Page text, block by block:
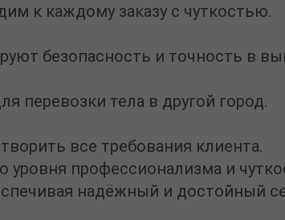
к каждому заказу с чуткостью.
безопасность и точность в
тела в другой город.
все требования клиента.
уровня профессионализма и
надёжный и достойный